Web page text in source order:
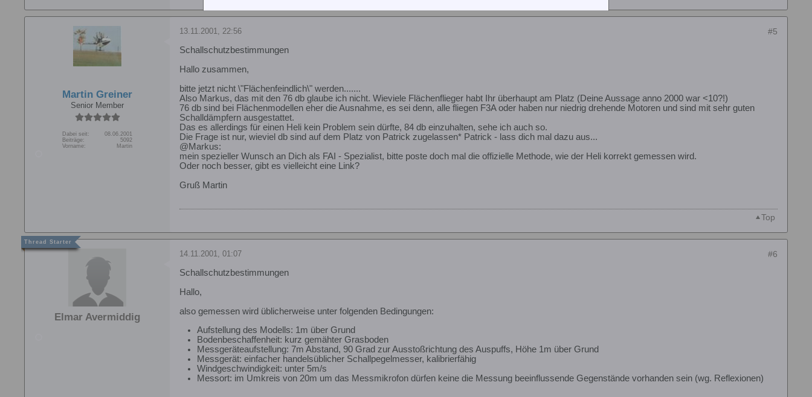
Martin Greiner
Senior Member
Dabei seit:
08.06.2001
Beiträge:
5092
Vorname:
Martin
#5
13.11.2001, 22:56
Schallschutzbestimmungen
Hallo zusammen,
bitte jetzt nicht \"Flächenfeindlich\" werden.......
Also Markus, das mit den 76 db glaube ich nicht. Wieviele Flächenflieger habt Ihr überhaupt am Platz (Deine Aussage anno 2000 war <10?!)
76 db sind bei Flächenmodellen eher die Ausnahme, es sei denn, alle fliegen F3A oder haben nur niedrig drehende Motoren und sind mit sehr guten
Schalldämpfern ausgestattet.
Das es allerdings für einen Heli kein Problem sein dürfte, 84 db einzuhalten, sehe ich auch so.
Die Frage ist nur, wieviel db sind auf dem Platz von Patrick zugelassen* Patrick - lass dich mal dazu aus...
@Markus:
mein spezieller Wunsch an Dich als FAI - Spezialist, bitte poste doch mal die offizielle Methode, wie der Heli korrekt gemessen wird.
Oder noch besser, gibt es vielleicht eine Link?
Gruß Martin
Top
Elmar Avermiddig
#6
14.11.2001, 01:07
Schallschutzbestimmungen
Hallo,
also gemessen wird üblicherweise unter folgenden Bedingungen:
Aufstellung des Modells: 1m über Grund
Bodenbeschaffenheit: kurz gemähter Grasboden
Messgeräteaufstellung: 7m Abstand, 90 Grad zur Ausstoßrichtung des Auspuffs, Höhe 1m über Grund
Messgerät: einfacher handelsüblicher Schallpegelmesser, kalibrierfähig
Windgeschwindigkeit: unter 5m/s
Messort: im Umkreis von 20m um das Messmikrofon dürfen keine die Messung beeinflussende Gegenstände vorhanden sein (wg. Reflexionen)